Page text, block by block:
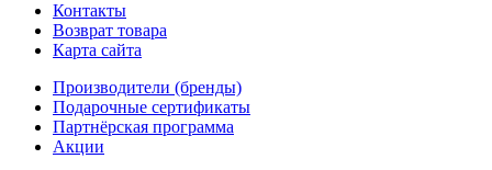
Контакты
Возврат товара
Карта сайта
Производители (бренды)
Подарочные сертификаты
Партнёрская программа
Акции